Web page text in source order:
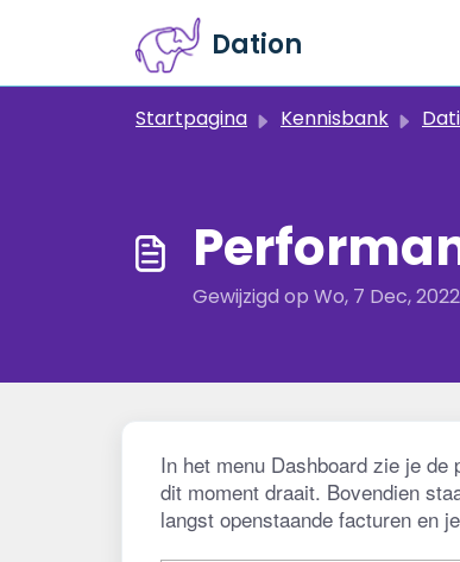
Doorgaan naar hoofdinhoud
Dation
Startpagina Kennisbank
Gewijzigd op Wo, 7 Dec,
In het menu Dashboard zie je
dit moment draait. Bovendien
langst openstaande facturen en